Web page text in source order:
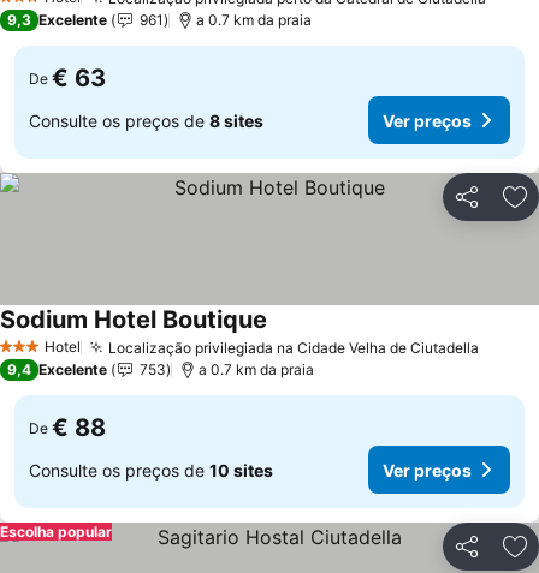
3 Estrelas
9,3 Excelente 961 a 0.7 km da praia
De € 63
Consulte os preços de 8 sites Ver preços
Partilhar
3 EstrelasHotel Localização privilegiada na Cidade Velha de Ciutadella
Sodium Hotel Boutique
9,4 Excelente 753 a 0.7 km da praia
De € 88
Consulte os preços de 10 sites Ver preços
Partilhar
Escolha popular